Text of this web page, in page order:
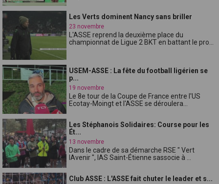
Les Verts dominent Nancy sans briller
23 novembre
L'ASSE reprend la deuxième place du
championnat de Ligue 2 BKT en battant le pro...
USEM-ASSE : La fête du football ligérien se
p...
19 novembre
Le 8e tour de la Coupe de France entre l'US
Ecotay-Moingt et l'ASSE se déroulera...
Les Stéphanois Solidaires: Course pour les
Ét...
13 novembre
Dans le cadre de sa démarche RSE " Vert
lAvenir ", lAS Saint-Étienne sassocie à ...
Club ASSE : L'ASSE fait chuter le leader et s...